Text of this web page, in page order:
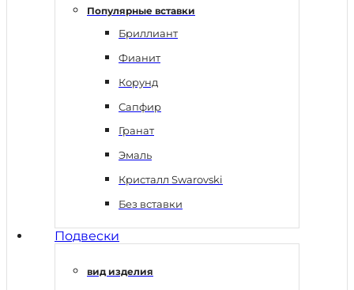
Популярные вставки
Бриллиант
Фианит
Корунд
Сапфир
Гранат
Эмаль
Кристалл Swarovski
Без вставки
Подвески
вид изделия